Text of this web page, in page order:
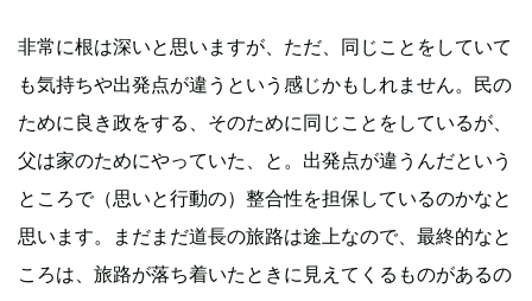
非常に根は深いと思いますが、ただ、同じことをしていて
も気持ちや出発点が違うという感じかもしれません。民の
ために良き政をする、そのために同じことをしているが、
父は家のためにやっていた、と。出発点が違うんだという
ところで（思いと行動の）整合性を担保しているのかなと
思います。まだまだ道長の旅路は途上なので、最終的なと
ころは、旅路が落ち着いたときに見えてくるものがあるの